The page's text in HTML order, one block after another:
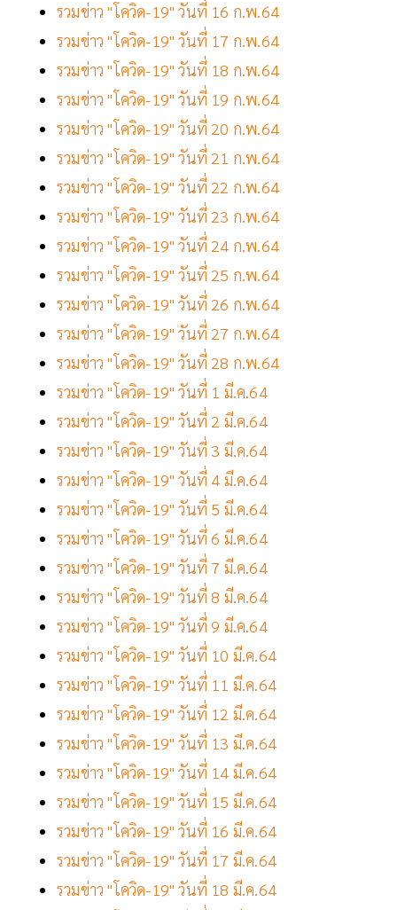
รวมข่าว "โควิด-19" วันที่ 16 ก.พ.64
รวมข่าว "โควิด-19" วันที่ 17 ก.พ.64
รวมข่าว "โควิด-19" วันที่ 18 ก.พ.64
รวมข่าว "โควิด-19" วันที่ 19 ก.พ.64
รวมข่าว "โควิด-19" วันที่ 20 ก.พ.64
รวมข่าว "โควิด-19" วันที่ 21 ก.พ.64
รวมข่าว "โควิด-19" วันที่ 22 ก.พ.64
รวมข่าว "โควิด-19" วันที่ 23 ก.พ.64
รวมข่าว "โควิด-19" วันที่ 24 ก.พ.64
รวมข่าว "โควิด-19" วันที่ 25 ก.พ.64
รวมข่าว "โควิด-19" วันที่ 26 ก.พ.64
รวมข่าว "โควิด-19" วันที่ 27 ก.พ.64
รวมข่าว "โควิด-19" วันที่ 28 ก.พ.64
รวมข่าว "โควิด-19" วันที่ 1 มี.ค.64
รวมข่าว "โควิด-19" วันที่ 2 มี.ค.64
รวมข่าว "โควิด-19" วันที่ 3 มี.ค.64
รวมข่าว "โควิด-19" วันที่ 4 มี.ค.64
รวมข่าว "โควิด-19" วันที่ 5 มี.ค.64
รวมข่าว "โควิด-19" วันที่ 6 มี.ค.64
รวมข่าว "โควิด-19" วันที่ 7 มี.ค.64
รวมข่าว "โควิด-19" วันที่ 8 มี.ค.64
รวมข่าว "โควิด-19" วันที่ 9 มี.ค.64
รวมข่าว "โควิด-19" วันที่ 10 มี.ค.64
รวมข่าว "โควิด-19" วันที่ 11 มี.ค.64
รวมข่าว "โควิด-19" วันที่ 12 มี.ค.64
รวมข่าว "โควิด-19" วันที่ 13 มี.ค.64
รวมข่าว "โควิด-19" วันที่ 14 มี.ค.64
รวมข่าว "โควิด-19" วันที่ 15 มี.ค.64
รวมข่าว "โควิด-19" วันที่ 16 มี.ค.64
รวมข่าว "โควิด-19" วันที่ 17 มี.ค.64
รวมข่าว "โควิด-19" วันที่ 18 มี.ค.64